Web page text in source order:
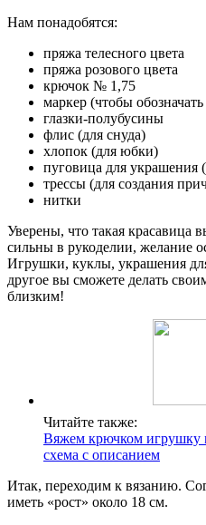
Нам понадобятся:
пряжа телесного цвета
пряжа розового цвета
крючок № 1,75
маркер (чтобы
глазки-полубусины
флис (для снуда)
хлопок (для юбки)
пуговица для украшения
трессы (для создания
нитки
Уверены, что такая красавица
сильны в рукоделии, желание
Игрушки, куклы, украшения
другое вы сможете делать
близким!
Читайте также:
Вяжем крючком
схема с описанием
Итак, переходим к вязанию.
иметь «рост» около 18 см.